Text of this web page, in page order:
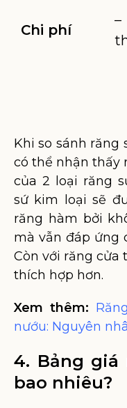
Chi phí
–
Khi so sánh răng
có thể nhận thấy
của 2 loại răng
sứ kim loại sẽ
răng hàm bởi
mà vẫn đáp ứng
Còn với răng cửa
thích hợp hơn.
Xem thêm:
nướu: Nguyên
4. Bảng giá
bao nhiêu?